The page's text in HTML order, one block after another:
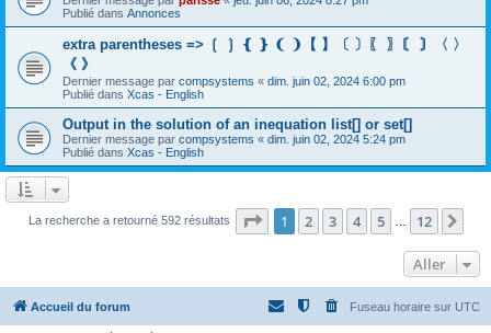
Publié dans Annonces
extra parentheses => ❲ ❳ ❴ ❵ ❨ ❩【 】〔 〕〖 〗〘 〙〈 〉
《 》
Dernier message par compsystems « dim. juin 02, 2024 6:00 pm
Publié dans Xcas - English
Output in the solution of an inequation list[] or set[]
Dernier message par compsystems « dim. juin 02, 2024 5:24 pm
Publié dans Xcas - English
La recherche a retourné 592 résultats Page 1sur12
1 2 3 4 5 12
Aller
Accueil du forum Fuseau horaire sur UTC